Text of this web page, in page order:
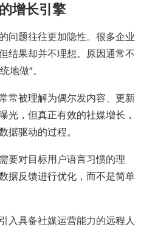
增长引擎
问题往往更加隐性。很多企业
结果却并不理想。原因通常不
地做”。
常被理解为偶尔发内容、更新
光，但真正有效的社媒增长，
据驱动的过程。
要对目标用户语言习惯的理
据反馈进行优化，而不是简单
入具备社媒运营能力的远程人